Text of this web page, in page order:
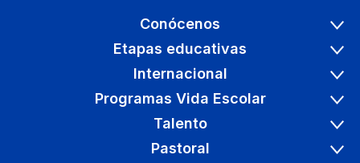
Conócenos
Etapas educativas
Internacional
Programas Vida Escolar
Talento
Pastoral